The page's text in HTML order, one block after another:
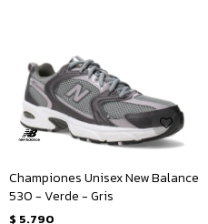
Championes Unisex New Balance
530 - Verde - Gris
$ 5.790